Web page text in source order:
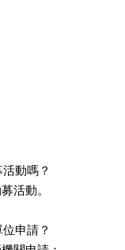
動嗎？
活動。
申請？